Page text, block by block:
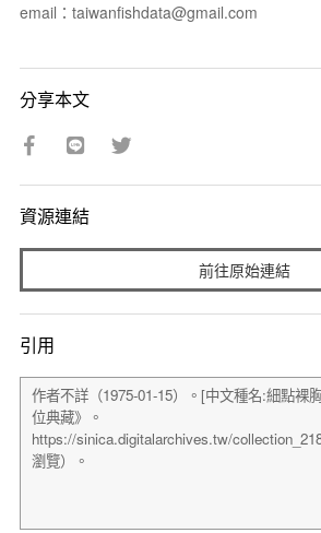
email：taiwanfishdata@gmail.com
分享本文
資源連結
前往原始連結
引用